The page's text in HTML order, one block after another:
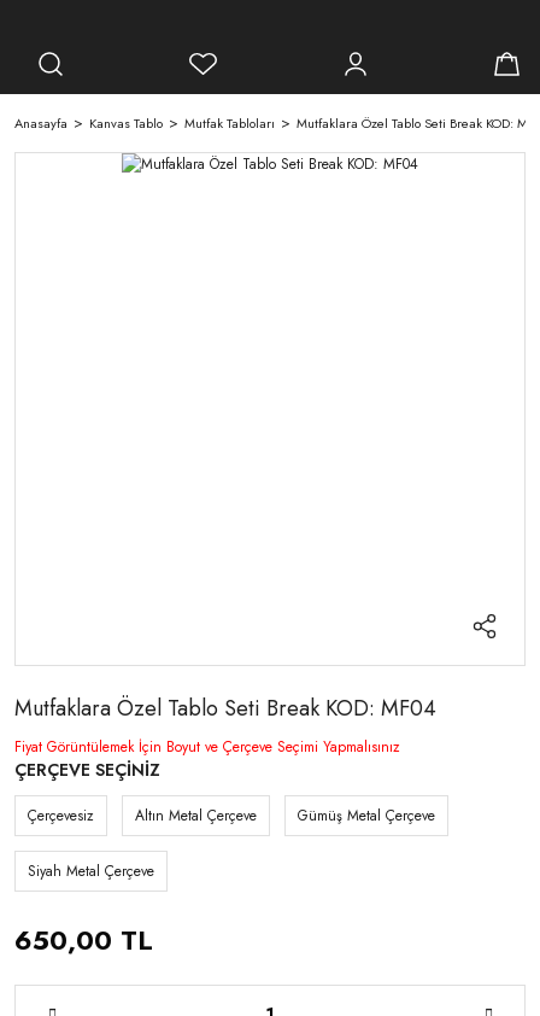
Anasayfa Kanvas Tablo Mutfak Tabloları Mutfaklara Özel Tablo Seti Break KOD:
Mutfaklara Özel Tablo Seti Break KOD: MF04
Fiyat Görüntülemek İçin Boyut ve Çerçeve Seçimi Yapmalısınız
ÇERÇEVE SEÇİNİZ
Çerçevesiz Altın Metal Çerçeve Gümüş Metal Çerçeve
Siyah Metal Çerçeve
650,00 TL